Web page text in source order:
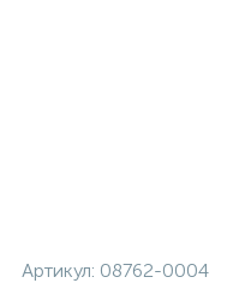
Артикул: 08762-0004